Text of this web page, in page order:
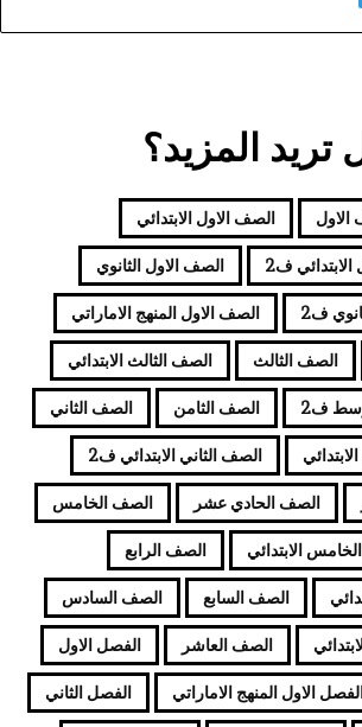
تريد المزيد؟
الاول الصف الاول الابتدائي
ف2 الصف الاول الثانوي
ف2 الصف الاول المنهج الاماراتي
الصف الثالث الصف الثالث الابتدائي
ف2 الصف الثامن الصف الثاني
الصف الثاني الابتدائي ف2
الصف الحادي عشر الصف الخامس
الابتدائي الصف الرابع
الصف السابع الصف السادس
الصف العاشر الفصل الاول
الاول المنهج الاماراتي الفصل الثاني